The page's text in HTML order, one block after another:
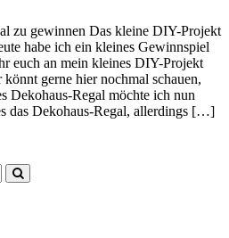
zu gewinnen Das kleine DIY-Projekt
habe ich ein kleines Gewinnspiel
euch an mein kleines DIY-Projekt
gerne hier nochmal schauen,
Dekohaus-Regal möchte ich nun
das Dekohaus-Regal, allerdings […]